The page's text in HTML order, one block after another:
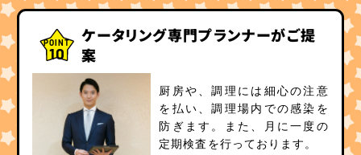
POINT
10
ケータリング専門プランナーがご提
案
厨房や、調理には細心の注意
を払い、調理場内での感染を
防ぎます。また、月に一度の
定期検査を行っております。